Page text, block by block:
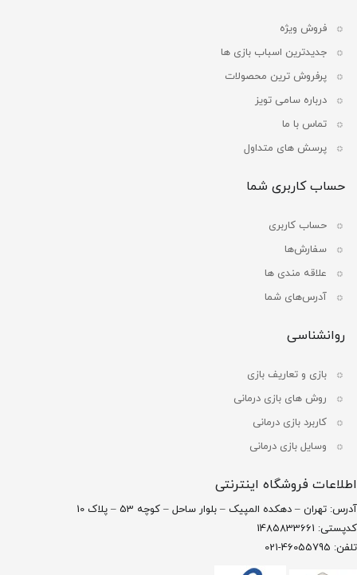
فروش ویژه
جدیدترین اسباب بازی ها
پرفروش ترین محصولات
درباره سامی تویز
تماس با ما
پرسش های متداول
حساب کاربری شما
حساب کاربری
سفارش‌ها
علاقه مندی ها
آدرس‌های شما
روانشناسی
بازی و تعاریف بازی
روش های بازی درمانی
کاربرد بازی درمانی
وسایل بازی درمانی
اطلاعات فروشگاه اینترنتی
آدرس: تهران – دهکده المپیک – بلوار ساحل – کوچه 53 – پلاک 10
کدپستی: 1485833661
تلفن: 46055795-021